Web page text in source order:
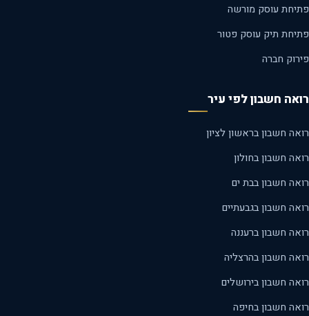
עוסק מורשה
תיק עוסק פטור
חברה
חשבון לפי עיר
חשבון בראשון לציון
חשבון בחולון
חשבון בבת ים
חשבון בגבעתיים
חשבון ברעננה
חשבון בהרצליה
חשבון בירושלים
חשבון בחיפה